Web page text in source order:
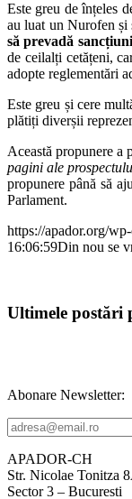
Este greu de înțeles
au luat un Nurofen și
să prevadă
de ceilalți cetățeni,
adopte reglementări
Este greu și cere
plătiți diverșii
Această propunere a
pagini ale
propunere până să
Parlament.
https://apador.org/
16:06:59Din nou se
Ultimele postări
Abonare Newsletter:
APADOR-CH
Str. Nicolae Tonitza
Sector 3 – Bucuresti